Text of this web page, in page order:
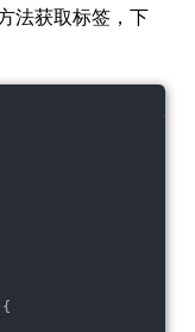
法获取标签，下